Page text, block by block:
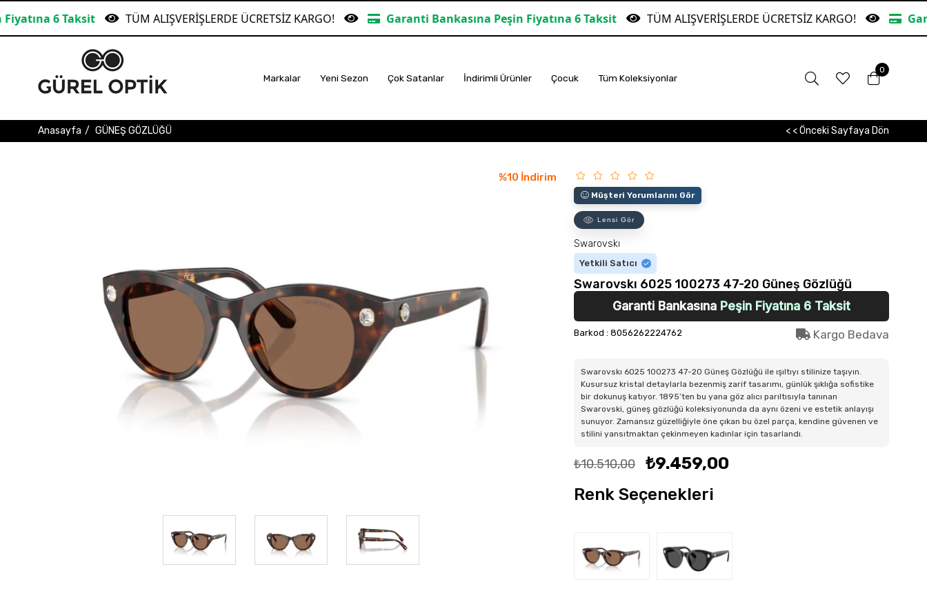
TÜM ALIŞVERİŞLERDE ÜCRETSİZ KARGO! Garanti Bankasına Peşin Fiyatına 6 Taksit TÜM ALIŞVERİŞLERDE ÜCRETSİZ KARGO! Garanti
Markalar Yeni Sezon Çok Satanlar İndirimli Ürünler Çocuk Tüm Koleksiyonlar
0
Anasayfa GÜNEŞ GÖZLÜĞÜ < < Önceki Sayfaya Dön
%10 İndirim
Müşteri Yorumlarını Gör
Lensi Gör
Swarovskı
Yetkili Satıcı
Swarovskı 6025 100273 47-20 Güneş Gözlüğü
Garanti Bankasına Peşin Fiyatına 6 Taksit
Barkod : 8056262224762 Kargo Bedava
Swarovskı 6025 100273 47-20 Güneş Gözlüğü ile ışıltıyı stilinize taşıyın.
Kusursuz kristal detaylarla bezenmiş zarif tasarımı, günlük şıklığa sofistike
bir dokunuş katıyor. 1895’ten bu yana göz alıcı parıltısıyla tanınan
Swarovski, güneş gözlüğü koleksiyonunda da aynı özeni ve estetik anlayışı
sunuyor. Zamansız güzelliğiyle öne çıkan bu özel parça, kendine güvenen ve
stilini yansıtmaktan çekinmeyen kadınlar için tasarlandı.
₺10.510,00
₺9.459,00
Renk Seçenekleri